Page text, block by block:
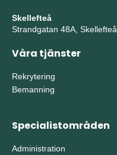
Skellefteå
Strandgatan 48A, Skellefteå
Våra tjänster
Rekrytering
Bemanning
Specialistområden
Administration